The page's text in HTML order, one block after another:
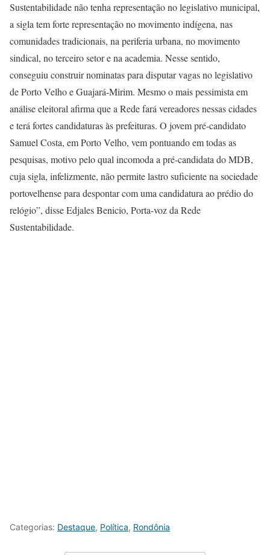
Sustentabilidade não tenha representação no legislativo municipal,
a sigla tem forte representação no movimento indígena, nas
comunidades tradicionais, na periferia urbana, no movimento
sindical, no terceiro setor e na academia. Nesse sentido,
conseguiu construir nominatas para disputar vagas no legislativo
de Porto Velho e Guajará-Mirim. Mesmo o mais pessimista em
análise eleitoral afirma que a Rede fará vereadores nessas cidades
e terá fortes candidaturas às prefeituras. O jovem pré-candidato
Samuel Costa, em Porto Velho, vem pontuando em todas as
pesquisas, motivo pelo qual incomoda a pré-candidata do MDB,
cuja sigla, infelizmente, não permite lastro suficiente na sociedade
portovelhense para despontar com uma candidatura ao prédio do
relógio”, disse Edjales Benicio, Porta-voz da Rede
Sustentabilidade.
Categorias: Destaque, Política, Rondônia